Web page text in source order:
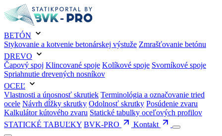
BETÓN
Stykovanie a kotvenie betonárskej výstuže Zmrašťovanie betónu
DREVO
Čapový spoj Klincované spoje Kolíkové spoje Svorníkové spoje
Spriahnutie drevených nosníkov
OCEĽ
Vlastnosti a únosnosť skrutiek Terminológia a označovanie tried
ocele Návrh dĺžky skrutky Odolnosť skrutky Posúdenie zvaru
Kalkulátor kútového zvaru Statické tabulky oceľových profilov
STATICKÉ TABUĽKY BVK-PRO Kontakt